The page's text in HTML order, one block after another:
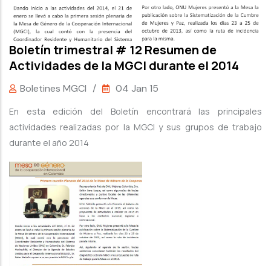
Boletín trimestral # 12 Resumen de
Actividades de la MGCI durante el 2014
Boletines MGCI / 04 Jan 15
En esta edición del Boletín encontrará las principales
actividades realizadas por la MGCI y sus grupos de trabajo
durante el año 2014